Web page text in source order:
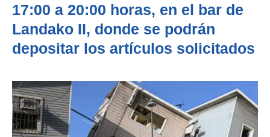
17:00 a 20:00 horas, en el bar de
Landako II, donde se podrán
depositar los artículos solicitados